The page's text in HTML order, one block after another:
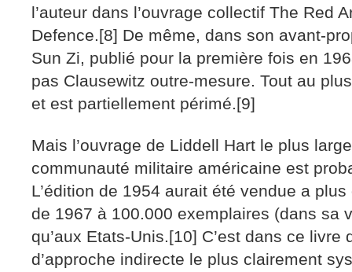
l’auteur dans l’ouvrage collectif The Red
Defence.[8] De même, dans son avant-
Sun Zi, publié pour la première fois en
pas Clausewitz outre-mesure. Tout au
et est partiellement périmé.[9]
Mais l’ouvrage de Liddell Hart le plus
communauté militaire américaine est
L’édition de 1954 aurait été vendue a
de 1967 à 100.000 exemplaires (dans sa
qu’aux Etats-Unis.[10] C’est dans ce livre
d’approche indirecte le plus clairement